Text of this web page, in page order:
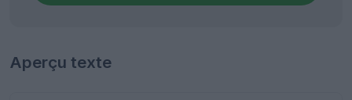
Aperçu texte